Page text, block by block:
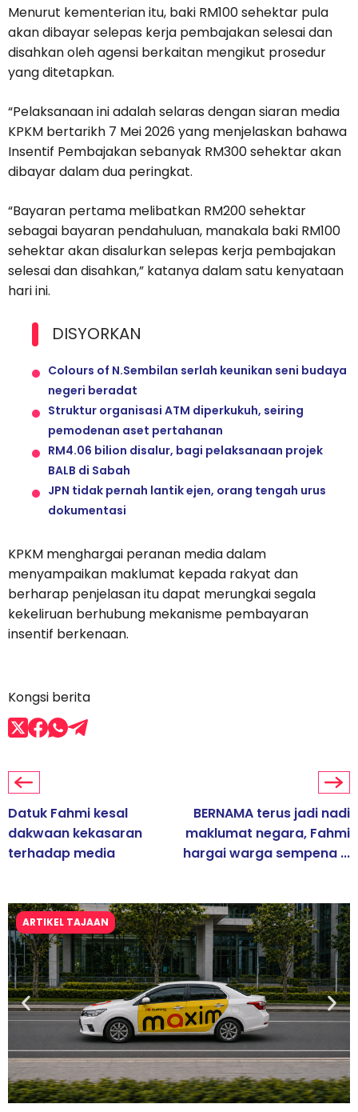
Menurut kementerian itu, baki RM100 sehektar pula
akan dibayar selepas kerja pembajakan selesai dan
disahkan oleh agensi berkaitan mengikut prosedur
yang ditetapkan.
“Pelaksanaan ini adalah selaras dengan siaran media
KPKM bertarikh 7 Mei 2026 yang menjelaskan bahawa
Insentif Pembajakan sebanyak RM300 sehektar akan
dibayar dalam dua peringkat.
“Bayaran pertama melibatkan RM200 sehektar
sebagai bayaran pendahuluan, manakala baki RM100
sehektar akan disalurkan selepas kerja pembajakan
selesai dan disahkan,” katanya dalam satu kenyataan
hari ini.
DISYORKAN
Colours of N.Sembilan serlah keunikan seni budaya
negeri beradat
Struktur organisasi ATM diperkukuh, seiring
pemodenan aset pertahanan
RM4.06 bilion disalur, bagi pelaksanaan projek
BALB di Sabah
JPN tidak pernah lantik ejen, orang tengah urus
dokumentasi
KPKM menghargai peranan media dalam
menyampaikan maklumat kepada rakyat dan
berharap penjelasan itu dapat merungkai segala
kekeliruan berhubung mekanisme pembayaran
insentif berkenaan.
Kongsi berita
Datuk Fahmi kesal
dakwaan kekasaran
terhadap media
BERNAMA terus jadi nadi
maklumat negara, Fahmi
hargai warga sempena ...
ARTIKEL TAJAAN